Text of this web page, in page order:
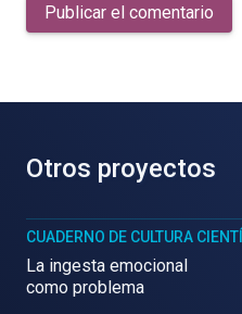
Publicar el comentario
Otros proyectos
CUADERNO DE CULTURA
La ingesta emocional
como problema